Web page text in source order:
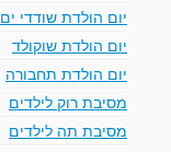
יום הולדת שודדי ים
יום הולדת שוקולד
יום הולדת תחבורה
מסיבת רוק לילדים
מסיבת תה לילדים